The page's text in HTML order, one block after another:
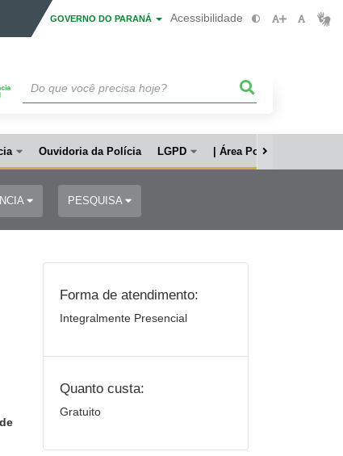
GOVERNO DO PARANÁ Acessibilidade
Ouvidoria da Polícia LGPD | Área Policial
PESQUISA
Forma de atendimento:
Integralmente Presencial
Quanto custa:
Gratuito